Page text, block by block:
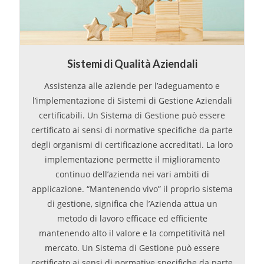
Sistemi di Qualità Aziendali
Assistenza alle aziende per l’adeguamento e
l’implementazione di Sistemi di Gestione Aziendali
certificabili. Un Sistema di Gestione può essere
certificato ai sensi di normative specifiche da parte
degli organismi di certificazione accreditati. La loro
implementazione permette il miglioramento
continuo dell’azienda nei vari ambiti di
applicazione. “Mantenendo vivo” il proprio sistema
di gestione, significa che l’Azienda attua un
metodo di lavoro efficace ed efficiente
mantenendo alto il valore e la competitività nel
mercato. Un Sistema di Gestione può essere